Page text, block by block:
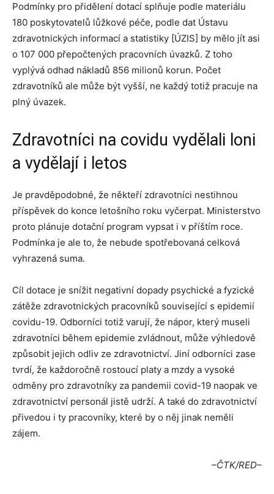
Podmínky pro přidělení dotací splňuje podle materiálu
180 poskytovatelů lůžkové péče, podle dat Ústavu
zdravotnických informací a statistiky [ÚZIS] by mělo jít asi
o 107 000 přepočtených pracovních úvazků. Z toho
vyplývá odhad nákladů 856 milionů korun. Počet
zdravotníků ale může být vyšší, ne každý totiž pracuje na
plný úvazek.
Zdravotníci na covidu vydělali loni
a vydělají i letos
Je pravděpodobné, že někteří zdravotníci nestihnou
příspěvek do konce letošního roku vyčerpat. Ministerstvo
proto plánuje dotační program vypsat i v příštím roce.
Podmínka je ale to, že nebude spotřebovaná celková
vyhrazená suma.
Cíl dotace je snížit negativní dopady psychické a fyzické
zátěže zdravotnických pracovníků související s epidemií
covidu-19. Odborníci totiž varují, že nápor, který museli
zdravotníci během epidemie zvládnout, může výhledově
způsobit jejich odliv ze zdravotnictví. Jiní odborníci zase
tvrdí, že každoročně rostoucí platy a mzdy a vysoké
odměny pro zdravotníky za pandemii covid-19 naopak ve
zdravotnictví personál jistě udrží. A také do zdravotnictví
přivedou i ty pracovníky, které by o něj jinak neměli
zájem.
–ČTK/RED–